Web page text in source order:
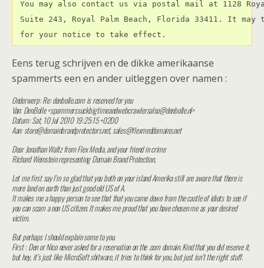
You may also contact us via postal mail at 1128
Suite 243, Royal Palm Beach, Florida 33411. It may
Eens terug schrijven en de dikke amerikaanse
spammerts een en ander uitleggen over namen :
Onderwerp: Re: denbolle.com is reserved for you
Van: DenBolle <spammerssuckbigtimeandwebcrawlersalso@denbolle.nl>
Datum: Sat, 10 Jul 2010 19:25:15 +0200
Aan: store@domainbrandprotectors.net, sales@flexmeddomains.net
Dear Jonathan Waltz from Flex Media, and your friend in crime
Richard Weinstein representing Domain Brand Protection,
Let me first say I’m so glad that you both on your island Amerika still are aware that there is
more land on earth than just good old US of A.
It makes me a happy person to see that that you came down from the castle of idiots to see if
you can scam a non US citizen. It makes me proud that you have chosen me as your desired
victim.
But perhaps I should explain some to you.
First : Den or Nico never asked for a reservation on the .com domain. Kind that you did reserve it,
but hey, it’s just like MicroSoft shitware, it tries to think for you, but just isn’t the right stuff.